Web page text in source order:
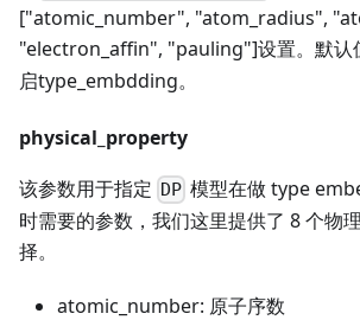
["atomic_number", "atom_radius",
"electron_affin", "pauling"]设置。默认
启type_embdding。
physical_property
该参数用于指定 DP 模型在做 type
时需要的参数，我们这里提供了 8 个物
择。
atomic_number: 原子序数